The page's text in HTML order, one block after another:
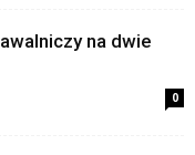
na dwie
0